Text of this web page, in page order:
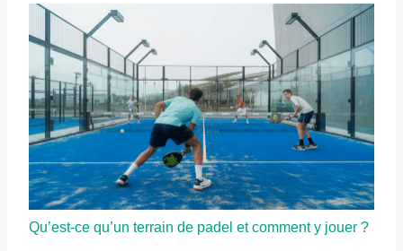
Qu’est-ce qu’un terrain de padel et comment y jouer ?